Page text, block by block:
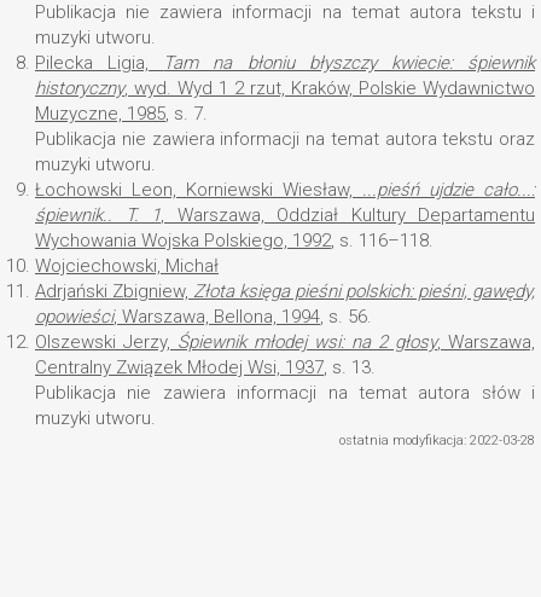
Publikacja nie zawiera informacji na temat autora tekstu i
muzyki utworu.
8. Pilecka Ligia,
Tam na błoniu błyszczy kwiecie: śpiewnik
historyczny, wyd. Wyd 1 2 rzut, Kraków, Polskie Wydawnictwo
Muzyczne, 1985, s. 7.
Publikacja nie zawiera informacji na temat autora tekstu oraz
muzyki utworu.
9. Łochowski Leon, Korniewski Wiesław, ...pieśń ujdzie cało...:
śpiewnik.. T. 1, Warszawa, Oddział Kultury Departamentu
Wychowania Wojska Polskiego, 1992, s. 116–118.
10. Wojciechowski, Michał
11. Adrjański Zbigniew, Złota księga pieśni polskich: pieśni, gawędy,
opowieści, Warszawa, Bellona, 1994, s. 56.
12. Olszewski Jerzy, Śpiewnik młodej wsi: na 2 głosy, Warszawa,
Centralny Związek Młodej Wsi, 1937, s. 13.
Publikacja nie zawiera informacji na temat autora słów i
muzyki utworu.
ostatnia modyfikacja: 2022-03-28